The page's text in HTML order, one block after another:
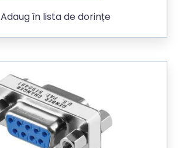
Adaug în lista de dorințe